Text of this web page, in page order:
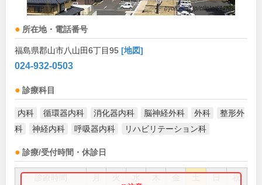
所在地・電話番号
福島県郡山市八山田6丁目95 [地図]
024-932-0503
診療科目
内科 循環器内科 消化器内科 脳神経外科 外科
整形外
科
神経内科 呼吸器内科 リハビリテーション科
診療/受付時間・休診日
祝